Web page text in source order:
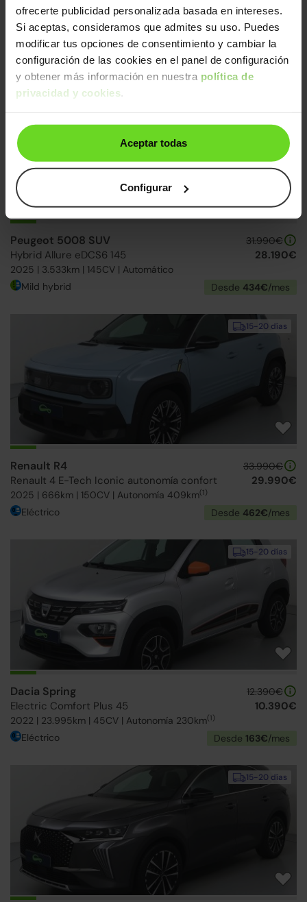
ofrecerte publicidad personalizada basada en intereses.
Si aceptas, consideramos que admites su uso. Puedes
modificar tus opciones de consentimiento y cambiar la
configuración de las cookies en el panel de configuración
y obtener más información en nuestra política de
privacidad y cookies.
Aceptar todas
Configurar
Audi Q2
35 TFSI Advanced S tronic
2021 | 73.906km | 150CV | Automático
24.590€
21.490€
Gasolina Desde349€/mes
Peugeot 5008 SUV
Hybrid Allure eDCS6 145
2025 | 3.533km | 145CV | Automático
31.990€
28.190€
Mild hybrid Desde 434€/mes
15-20 días
Renault R4
Renault 4 E-Tech Iconic autonomía confort
2025 | 666km | 150CV | Autonomía 409km(1)
33.990€
29.990€
Eléctrico Desde 462€/mes
15-20 días
Dacia Spring
Electric Comfort Plus 45
2022 | 23.995km | 45CV | Autonomía 230km(1)
12.390€
10.390€
Eléctrico Desde 163€/mes
15-20 días